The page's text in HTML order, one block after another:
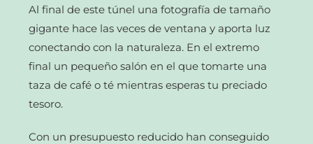
Al final de este túnel una fotografía de tamaño
gigante hace las veces de ventana y aporta luz
conectando con la naturaleza. En el extremo
final un pequeño salón en el que tomarte una
taza de café o té mientras esperas tu preciado
tesoro.
Con un presupuesto reducido han conseguido